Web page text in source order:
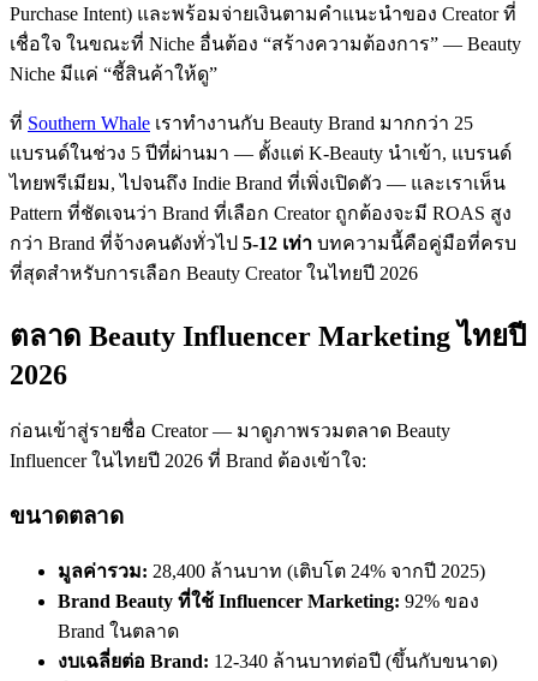
Purchase Intent) และพร้อมจ่ายเงินตามคำแนะนำของ Creator ที่
เชื่อใจ ในขณะที่ Niche อื่นต้อง “สร้างความต้องการ” — Beauty
Niche มีแค่ “ชี้สินค้าให้ดู”
ที่ Southern Whale เราทำงานกับ Beauty Brand มากกว่า 25
แบรนด์ในช่วง 5 ปีที่ผ่านมา — ตั้งแต่ K-Beauty นำเข้า, แบรนด์
ไทยพรีเมียม, ไปจนถึง Indie Brand ที่เพิ่งเปิดตัว — และเราเห็น
Pattern ที่ชัดเจนว่า Brand ที่เลือก Creator ถูกต้องจะมี ROAS สูง
กว่า Brand ที่จ้างคนดังทั่วไป 5-12 เท่า บทความนี้คือคู่มือที่ครบ
ที่สุดสำหรับการเลือก Beauty Creator ในไทยปี 2026
ตลาด Beauty Influencer Marketing ไทยปี
2026
ก่อนเข้าสู่รายชื่อ Creator — มาดูภาพรวมตลาด Beauty
Influencer ในไทยปี 2026 ที่ Brand ต้องเข้าใจ:
ขนาดตลาด
มูลค่ารวม: 28,400 ล้านบาท (เติบโต 24% จากปี 2025)
Brand Beauty ที่ใช้ Influencer Marketing: 92% ของ
Brand ในตลาด
งบเฉลี่ยต่อ Brand: 12-340 ล้านบาทต่อปี (ขึ้นกับขนาด)